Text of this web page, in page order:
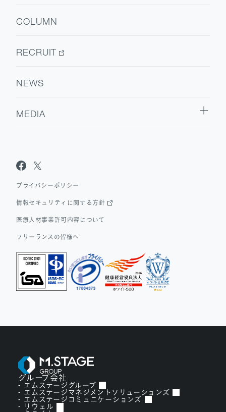
会社情報
医療人材
COLUMN
RECRUIT
NEWS
MEDIA
Dr.アルなび
プライバシーポリシー
情報セキュリティに関する方針
医療人材事業許可内容について
フリーランスの皆様へ
グループ会社
エムステージグループ
エムステージマネジメントソリューションズ
エムステージコミュニケーションズ
リウェル